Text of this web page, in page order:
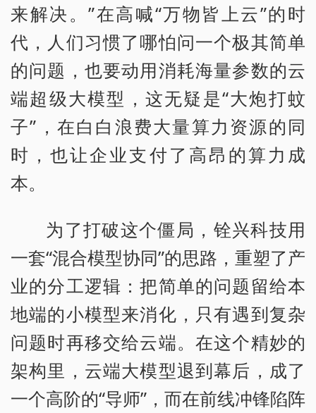
来解决。”在高喊“万物皆上云”的时
代，人们习惯了哪怕问一个极其简单
的问题，也要动用消耗海量参数的云
端超级大模型，这无疑是“大炮打蚊
子”，在白白浪费大量算力资源的同
时，也让企业支付了高昂的算力成
本。
为了打破这个僵局，铨兴科技用
一套“混合模型协同”的思路，重塑了产
业的分工逻辑：把简单的问题留给本
地端的小模型来消化，只有遇到复杂
问题时再移交给云端。在这个精妙的
架构里，云端大模型退到幕后，成了
一个高阶的“导师”，而在前线冲锋陷阵